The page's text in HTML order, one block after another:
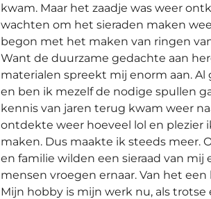
kwam. Maar het zaadje was weer
wachten om het sieraden maken
begon met het maken van ringen
Want de duurzame gedachte aan
materialen spreekt mij enorm aan.
en ben ik mezelf de nodige spullen
kennis van jaren terug kwam weer
ontdekte weer hoeveel lol en plezier
maken. Dus maakte ik steeds meer.
en familie wilden een sieraad van mij
mensen vroegen ernaar. Van het
Mijn hobby is mijn werk nu, als trotse